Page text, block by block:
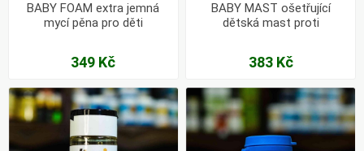
BABY FOAM extra jemná
mycí pěna pro děti
349 Kč
BABY MAST ošetřující
dětská mast proti
383 Kč